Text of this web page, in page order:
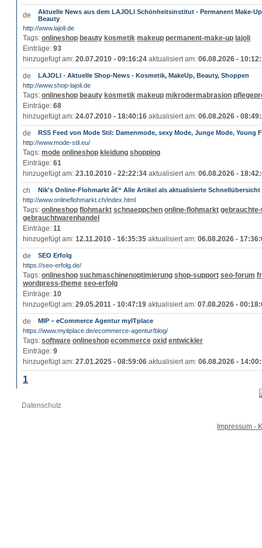
Aktuelle News aus dem LAJOLI Schönheitsinstitut - Permanent Make-
Beauty
http://www.lajoli.de
Tags: onlineshop beauty kosmetik makeup permanent-make-up lajoli
Einträge: 93
hinzugefügt am: 20.07.2010 - 09:16:24 aktualisiert am: 06.08.2026 -
LAJOLI - Aktuelle Shop-News - Kosmetik, MakeUp, Beauty, Shoppen
http://www.shop-lajoli.de
Tags: onlineshop beauty kosmetik makeup mikrodermabrasion
Einträge: 68
hinzugefügt am: 24.07.2010 - 18:40:16 aktualisiert am: 06.08.2026 -
RSS Feed von Mode Stil: Damenmode, sexy Mode, Junge Mode, Young
http://www.mode-stil.eu/
Tags: mode onlineshop kleidung shopping
Einträge: 61
hinzugefügt am: 23.10.2010 - 22:22:34 aktualisiert am: 06.08.2026 -
Nik's Online-Flohmarkt â€“ Alle Artikel als aktualisierte Schnellübersicht
http://www.onlineflohmarkt.ch/index.html
Tags: onlineshop flohmarkt schnaeppchen online-flohmarkt
gebrauchtwarenhandel
Einträge: 11
hinzugefügt am: 12.11.2010 - 16:35:35 aktualisiert am: 06.08.2026 -
SEO Erfolg
https://seo-erfolg.de/
Tags: onlineshop suchmaschinenoptimierung shop-support seo-forum
wordpress-theme seo-erfolg
Einträge: 10
hinzugefügt am: 29.05.2011 - 10:47:19 aktualisiert am: 07.08.2026 -
MIP – eCommerce Agentur myITplace
https://www.myitplace.de/ecommerce-agentur/blog/
Tags: software onlineshop ecommerce oxid entwickler
Einträge: 9
hinzugefügt am: 27.01.2025 - 08:59:06 aktualisiert am: 06.08.2026 -
1
Datenschutz
Impressum -